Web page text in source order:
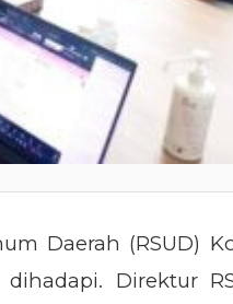
Daerah (RSUD)
Direktur